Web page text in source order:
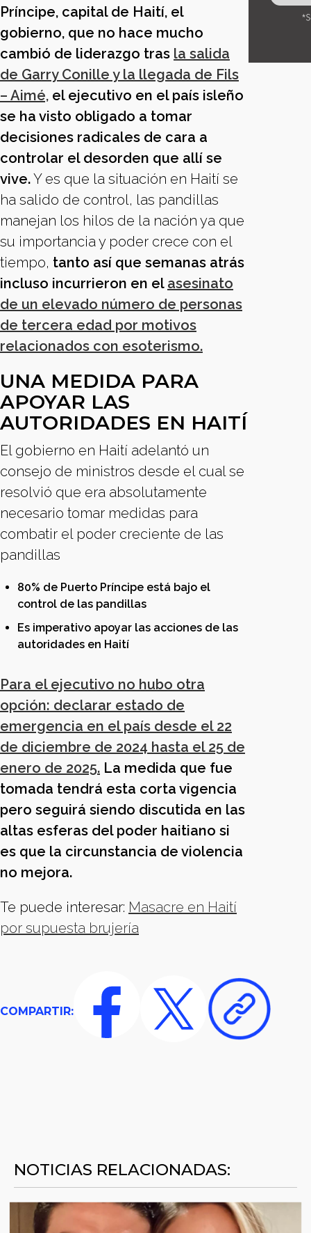
Príncipe, capital de Haití, el
gobierno, que no hace mucho
cambió de liderazgo tras la salida
de Garry Conille y la llegada de Fils
– Aimé, el ejecutivo en el país isleño
se ha visto obligado a tomar
decisiones radicales de cara a
controlar el desorden que allí se
vive.Y es que la situación en Haití se
ha salido de control, las pandillas
manejan los hilos de la nación ya que
su importancia y poder crece con el
tiempo, tanto así que semanas atrás
incluso incurrieron en el asesinato
de un elevado número de personas
de tercera edad por motivos
relacionados con esoterismo.
UNA MEDIDA PARA
APOYAR LAS
AUTORIDADES EN HAITÍ
El gobierno en Haití adelantó un
consejo de ministros desde el cual se
resolvió que era absolutamente
necesario tomar medidas para
combatir el poder creciente de las
pandillas
80% de Puerto Príncipe está bajo el
control de las pandillas
Es imperativo apoyar las acciones de las
autoridades en Haití
Para el ejecutivo no hubo otra
opción: declarar estado de
emergencia en el país desde el 22
de diciembre de 2024 hasta el 25 de
enero de 2025. La medida que fue
tomada tendrá esta corta vigencia
pero seguirá siendo discutida en las
altas esferas del poder haitiano si
es que la circunstancia de violencia
no mejora.
Te puede interesar: Masacre en Haití
por supuesta brujería
COMPARTIR:
NOTICIAS RELACIONADAS: